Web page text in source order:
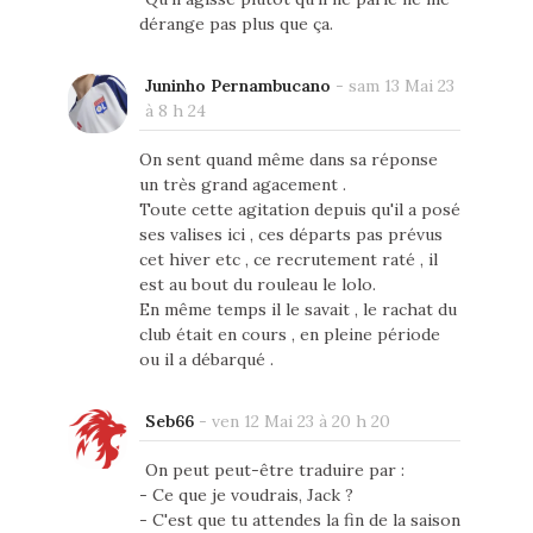
dérange pas plus que ça.
Juninho Pernambucano - sam 13 Mai 23
à 8 h 24
On sent quand même dans sa réponse
un très grand agacement .
Toute cette agitation depuis qu'il a posé
ses valises ici , ces départs pas prévus
cet hiver etc , ce recrutement raté , il
est au bout du rouleau le lolo.
En même temps il le savait , le rachat du
club était en cours , en pleine période
ou il a débarqué .
Seb66- ven 12 Mai 23 à 20 h 20
On peut peut-être traduire par :
- Ce que je voudrais, Jack ?
- C'est que tu attendes la fin de la saison